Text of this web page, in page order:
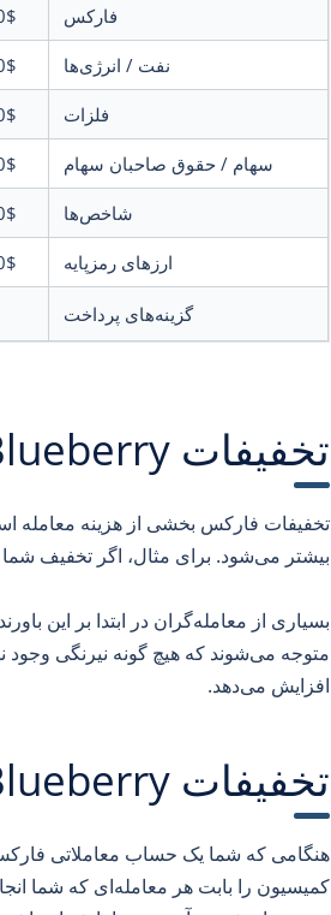
فارکس
نفت / انرژی‌ها
فلزات
سهام / حقوق صاحبان سهام
شاخص‌ها
ارزهای رمزپایه
گزینه‌های پرداخت
تخفیفات Blueberry چیست؟
تخفیفات فارکس بخشی از هزینه معامله
بیشتر می‌شود. برای مثال، اگر تخفیف شما ۱ pip و اسپرد ۳ pip هست، پس اسپرد خالص شما تنها ۲ pip است.
بسیاری از معامله‌گران در ابتدا بر این
متوجه می‌شوند که هیچ گونه نیرنگی وجود
افزایش می‌دهد.
تخفیفات Blueberry چگونه کار می‌کند؟
هنگامی که شما یک حساب معاملاتی فارکس
کمیسیون را بابت هر معامله‌ای که شما